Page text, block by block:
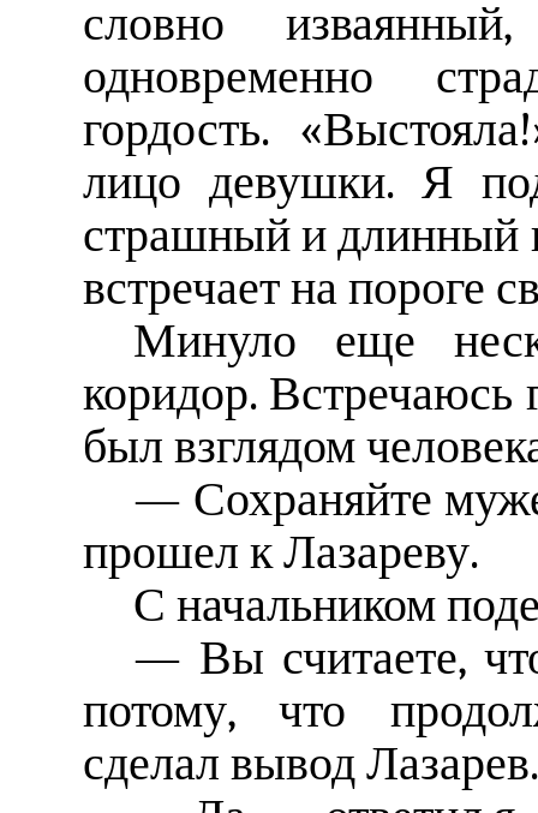
словно
одновременно
гордость.
лицо девушки. Я
страшный и длинный
встречает на пороге
Минуло еще
коридор. Встречаюсь
был взглядом
— Сохраняйте
прошел к Лазареву.
С начальником
— Вы считаете,
потому, что
сделал вывод Лазарев.